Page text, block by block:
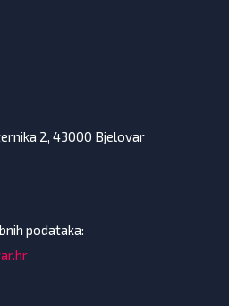
2, 43000 Bjelovar
podataka: